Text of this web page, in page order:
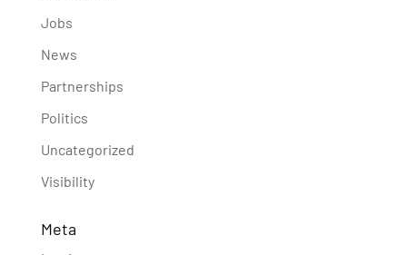
Jobs
News
Partnerships
Politics
Uncategorized
Visibility
Meta